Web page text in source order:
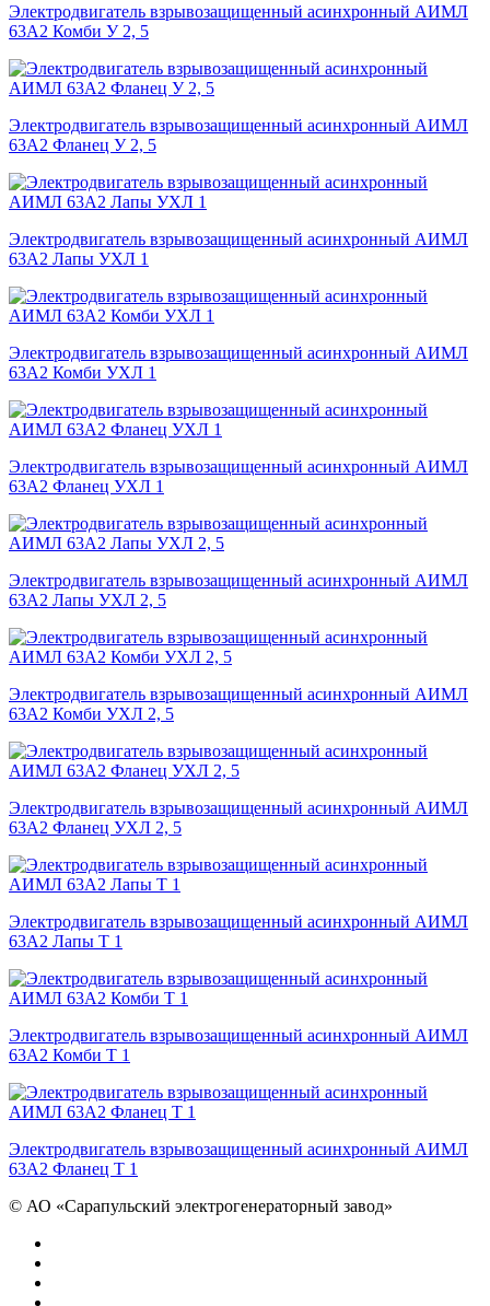
Электродвигатель взрывозащищенный асинхронный АИМЛ
63А2 Комби У 2, 5
Электродвигатель взрывозащищенный асинхронный АИМЛ
63А2 Фланец У 2, 5
Электродвигатель взрывозащищенный асинхронный АИМЛ
63А2 Лапы УХЛ 1
Электродвигатель взрывозащищенный асинхронный АИМЛ
63А2 Комби УХЛ 1
Электродвигатель взрывозащищенный асинхронный АИМЛ
63А2 Фланец УХЛ 1
Электродвигатель взрывозащищенный асинхронный АИМЛ
63А2 Лапы УХЛ 2, 5
Электродвигатель взрывозащищенный асинхронный АИМЛ
63А2 Комби УХЛ 2, 5
Электродвигатель взрывозащищенный асинхронный АИМЛ
63А2 Фланец УХЛ 2, 5
Электродвигатель взрывозащищенный асинхронный АИМЛ
63А2 Лапы Т 1
Электродвигатель взрывозащищенный асинхронный АИМЛ
63А2 Комби Т 1
Электродвигатель взрывозащищенный асинхронный АИМЛ
63А2 Фланец Т 1
© АО «Сарапульский электрогенераторный завод»